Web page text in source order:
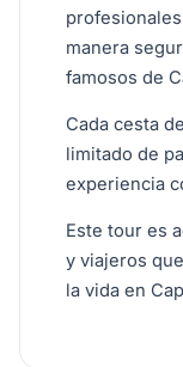
manera
famosos de
Cada cesta
limitado de
experiencia
Este tour es
y viajeros
la vida en